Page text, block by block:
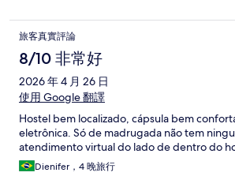
旅客真實評論
8/10 非常好
2026 年 4 月 26 日
使用 Google 翻譯
Hostel bem localizado, cápsula bem
eletrônica. Só de madrugada não tem
atendimento virtual do lado de dentro do
Dienifer，4 晚旅行